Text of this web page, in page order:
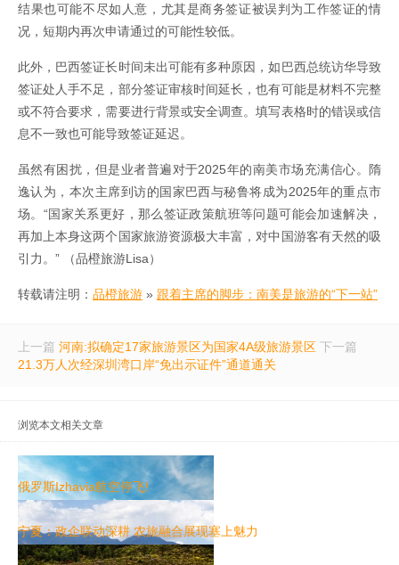
结果也可能不尽如人意，尤其是商务签证被误判为工作签证的情
况，短期内再次申请通过的可能性较低。
此外，巴西签证长时间未出可能有多种原因，如巴西总统访华导致
签证处人手不足，部分签证审核时间延长，也有可能是材料不完整
或不符合要求，需要进行背景或安全调查。填写表格时的错误或信
息不一致也可能导致签证延迟。
虽然有困扰，但是业者普遍对于2025年的南美市场充满信心。隋
逸认为，本次主席到访的国家巴西与秘鲁将成为2025年的重点市
场。“国家关系更好，那么签证政策航班等问题可能会加速解决，
再加上本身这两个国家旅游资源极大丰富，对中国游客有天然的吸
引力。” （品橙旅游Lisa）
转载请注明： 品橙旅游 » 跟着主席的脚步：南美是旅游的“下一站”
上一篇 河南:拟确定17家旅游景区为国家4A级旅游景区 下一篇
21.3万人次经深圳湾口岸“免出示证件”通道通关
浏览本文相关文章
俄罗斯Izhavia航空停飞!
宁夏：政企联动深耕 农旅融合展现塞上魅力